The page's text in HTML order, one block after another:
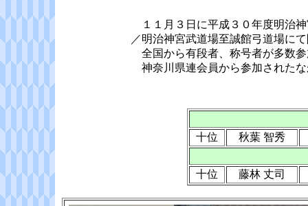
１１月３日に平成３０年度明治
／明治神宮武道場至誠館弓道場に
全国から有段者、称号者が多数
神奈川県連会員から参加された
十位 秋葉 智秀
十位 藤林 丈司